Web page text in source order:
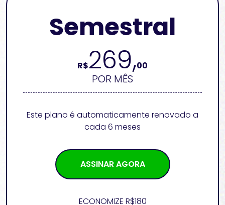
Semestral
R$269,00
POR MÊS
Este plano é automaticamente renovado a
cada 6 meses
ASSINAR AGORA
ECONOMIZE R$180